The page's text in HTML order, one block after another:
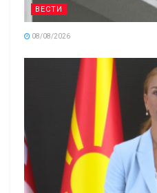
ВЕСТИ
08/08/2026